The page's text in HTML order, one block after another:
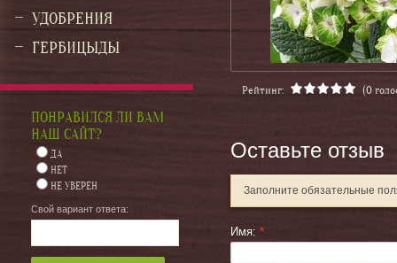
УДОБРЕНИЯ
ГЕРБИЦЫДЫ
ПОНРАВИЛСЯ ЛИ ВАМ
НАШ САЙТ?
ДА
НЕТ
НЕ УВЕРЕН
Свой вариант ответа:
Рейтинг: (0
Оставьте отзыв
Заполните обязательные
Имя: *